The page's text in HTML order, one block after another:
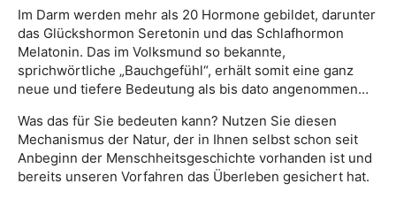
Im Darm werden mehr als 20 Hormone gebildet, darunter
das Glückshormon Seretonin und das Schlafhormon
Melatonin. Das im Volksmund so bekannte,
sprichwörtliche „Bauchgefühl“, erhält somit eine ganz
neue und tiefere Bedeutung als bis dato angenommen…
Was das für Sie bedeuten kann? Nutzen Sie diesen
Mechanismus der Natur, der in Ihnen selbst schon seit
Anbeginn der Menschheitsgeschichte vorhanden ist und
bereits unseren Vorfahren das Überleben gesichert hat.